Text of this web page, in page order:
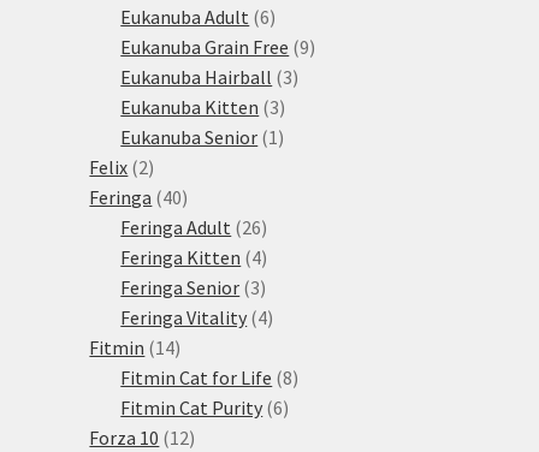
produktů
Eukanuba Adult 66
produktů
Eukanuba Grain Free 99
Eukanuba Hairball 33
Eukanuba Kitten 33
produkty
Eukanuba Senior 1 1
Felix 22
produkty
Feringa 4040
produktů
Feringa Adult 2626
produktů
Feringa Kitten 44
produkty
Feringa Senior 33
produkty
Feringa Vitality 44
Fitmin 1414
produktů
Fitmin Cat for Life 88
Fitmin Cat Purity 66
Forza 10 1212